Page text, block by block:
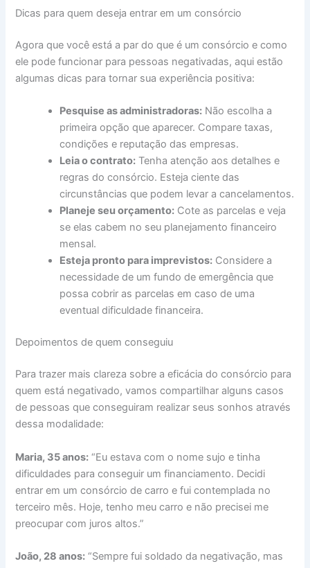
Dicas para quem deseja entrar em um consórcio
Agora que você está a par do que é um consórcio e como
ele pode funcionar para pessoas negativadas, aqui estão
algumas dicas para tornar sua experiência positiva:
Pesquise as administradoras: Não escolha a
primeira opção que aparecer. Compare taxas,
condições e reputação das empresas.
Leia o contrato: Tenha atenção aos detalhes e
regras do consórcio. Esteja ciente das
circunstâncias que podem levar a cancelamentos.
Planeje seu orçamento: Cote as parcelas e veja
se elas cabem no seu planejamento financeiro
mensal.
Esteja pronto para imprevistos: Considere a
necessidade de um fundo de emergência que
possa cobrir as parcelas em caso de uma
eventual dificuldade financeira.
Depoimentos de quem conseguiu
Para trazer mais clareza sobre a eficácia do consórcio para
quem está negativado, vamos compartilhar alguns casos
de pessoas que conseguiram realizar seus sonhos através
dessa modalidade:
Maria, 35 anos: “Eu estava com o nome sujo e tinha
dificuldades para conseguir um financiamento. Decidi
entrar em um consórcio de carro e fui contemplada no
terceiro mês. Hoje, tenho meu carro e não precisei me
preocupar com juros altos.”
João, 28 anos: “Sempre fui soldado da negativação, mas